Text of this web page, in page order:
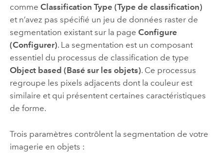
comme Classification Type (Type de classification)
et n’avez pas spécifié un jeu de données raster de
segmentation existant sur la page Configure
(Configurer). La segmentation est un composant
essentiel du processus de classification de type
Object based (Basé sur les objets). Ce processus
regroupe les pixels adjacents dont la couleur est
similaire et qui présentent certaines caractéristiques
de forme.
Trois paramètres contrôlent la segmentation de votre
imagerie en objets :